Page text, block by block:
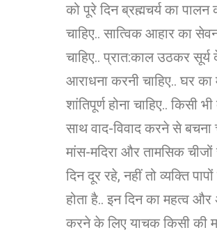
को पूरे दिन ब्रह्मचर्य का पालन
चाहिए.. सात्विक आहार का
चाहिए.. प्रात:काल उठकर सूर्य
आराधना करनी चाहिए.. घर का
शांतिपूर्ण होना चाहिए.. किसी
साथ वाद-विवाद करने से बचना
मांस-मदिरा और तामसिक
दिन दूर रहे, नहीं तो व्यक्ति
होता है.. इन दिन का महत्व
करने के लिए याचक किसी की